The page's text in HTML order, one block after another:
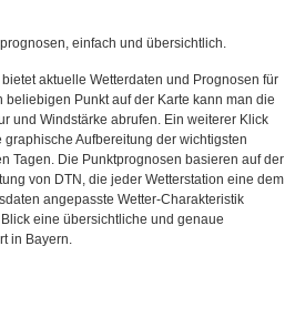
einfach und übersichtlich.
aktuelle Wetterdaten und Prognosen für
Punkt auf der Karte kann man die
und Windstärke abrufen. Ein weiterer Klick
Aufbereitung der wichtigsten
Tagen. Die Punktprognosen basieren auf der
von DTN, die jeder Wetterstation eine dem
angepasste Wetter-Charakteristik
eine übersichtliche und genaue
in Bayern.